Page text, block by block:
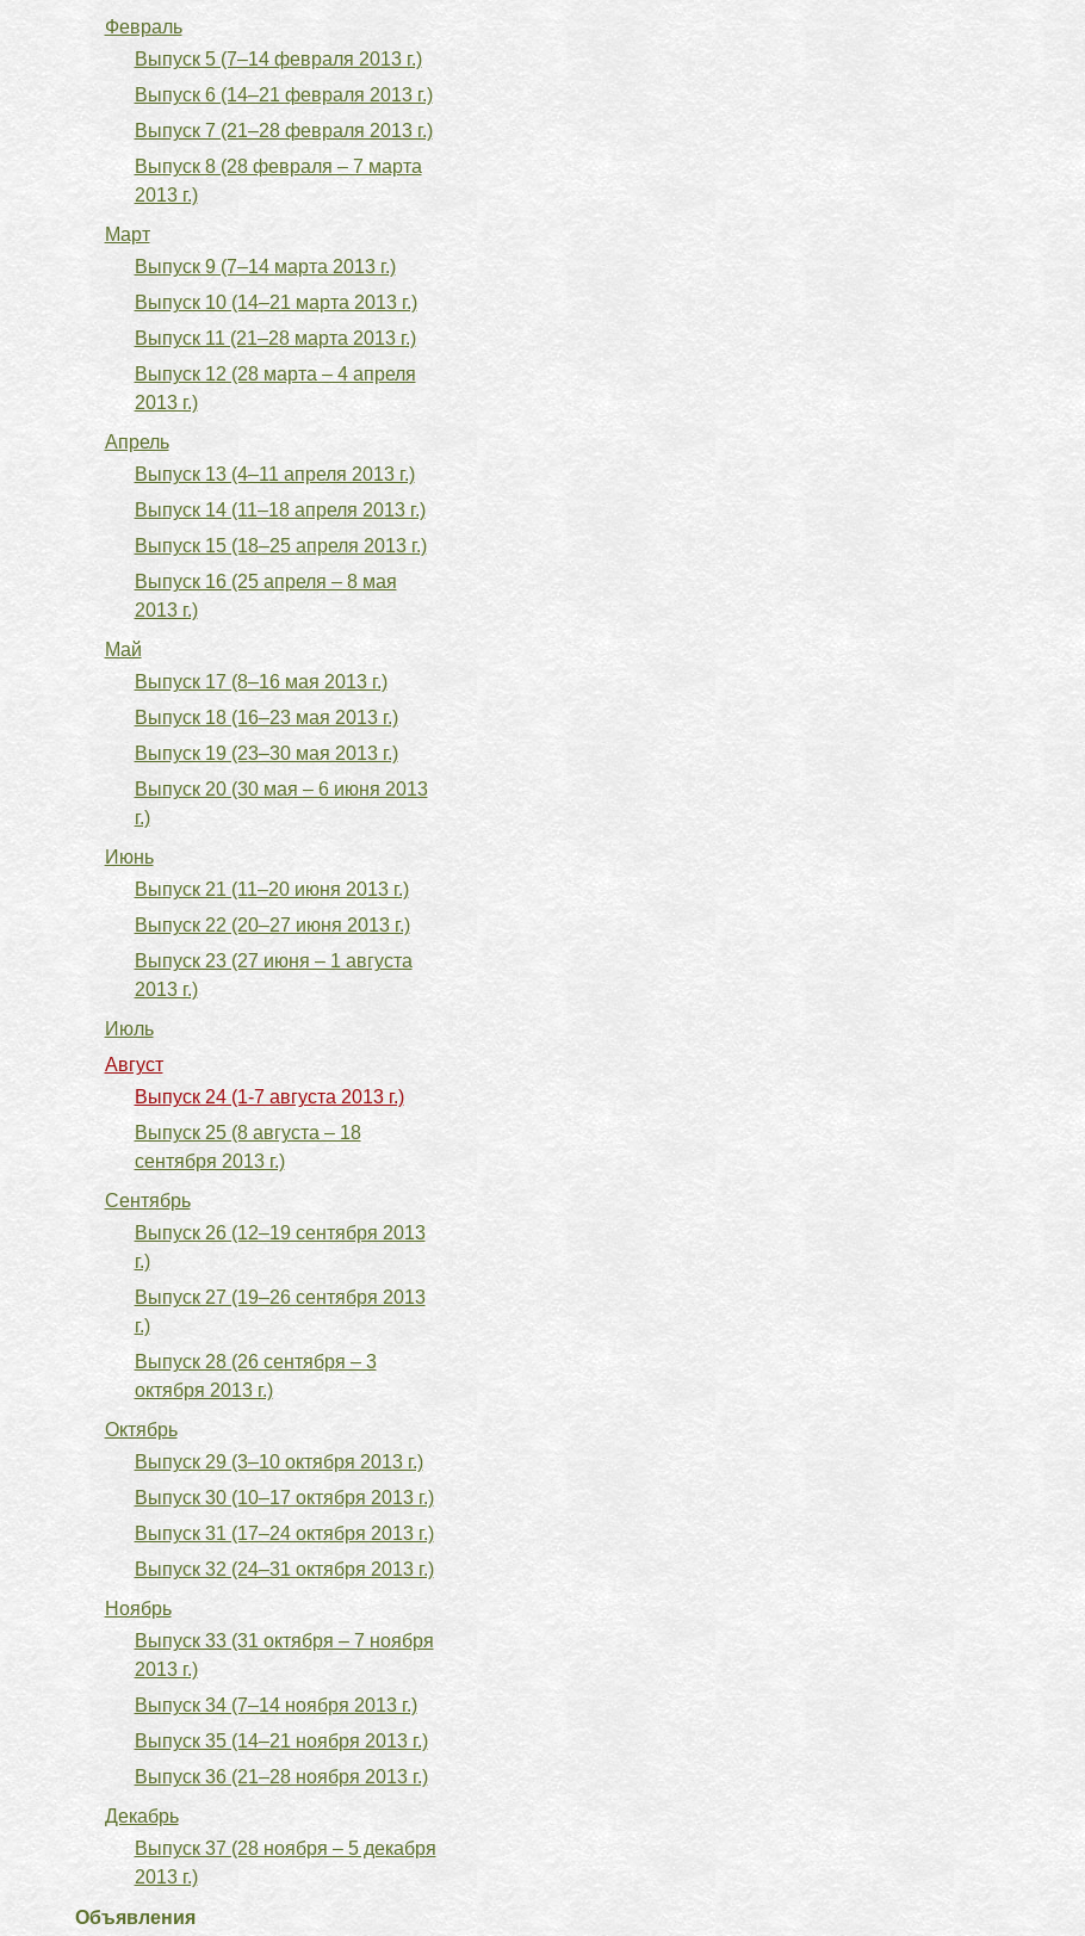
Февраль
Выпуск 5 (7–14 февраля 2013 г.)
Выпуск 6 (14–21 февраля 2013 г.)
Выпуск 7 (21–28 февраля 2013 г.)
Выпуск 8 (28 февраля – 7 марта
2013 г.)
Март
Выпуск 9 (7–14 марта 2013 г.)
Выпуск 10 (14–21 марта 2013 г.)
Выпуск 11 (21–28 марта 2013 г.)
Выпуск 12 (28 марта – 4 апреля
2013 г.)
Апрель
Выпуск 13 (4–11 апреля 2013 г.)
Выпуск 14 (11–18 апреля 2013 г.)
Выпуск 15 (18–25 апреля 2013 г.)
Выпуск 16 (25 апреля – 8 мая
2013 г.)
Май
Выпуск 17 (8–16 мая 2013 г.)
Выпуск 18 (16–23 мая 2013 г.)
Выпуск 19 (23–30 мая 2013 г.)
Выпуск 20 (30 мая – 6 июня 2013
г.)
Июнь
Выпуск 21 (11–20 июня 2013 г.)
Выпуск 22 (20–27 июня 2013 г.)
Выпуск 23 (27 июня – 1 августа
2013 г.)
Июль
Август
Выпуск 24 (1-7 августа 2013 г.)
Выпуск 25 (8 августа – 18
сентября 2013 г.)
Сентябрь
Выпуск 26 (12–19 сентября 2013
г.)
Выпуск 27 (19–26 сентября 2013
г.)
Выпуск 28 (26 сентября – 3
октября 2013 г.)
Октябрь
Выпуск 29 (3–10 октября 2013 г.)
Выпуск 30 (10–17 октября 2013 г.)
Выпуск 31 (17–24 октября 2013 г.)
Выпуск 32 (24–31 октября 2013 г.)
Ноябрь
Выпуск 33 (31 октября – 7 ноября
2013 г.)
Выпуск 34 (7–14 ноября 2013 г.)
Выпуск 35 (14–21 ноября 2013 г.)
Выпуск 36 (21–28 ноября 2013 г.)
Декабрь
Выпуск 37 (28 ноября – 5 декабря
2013 г.)
Объявления